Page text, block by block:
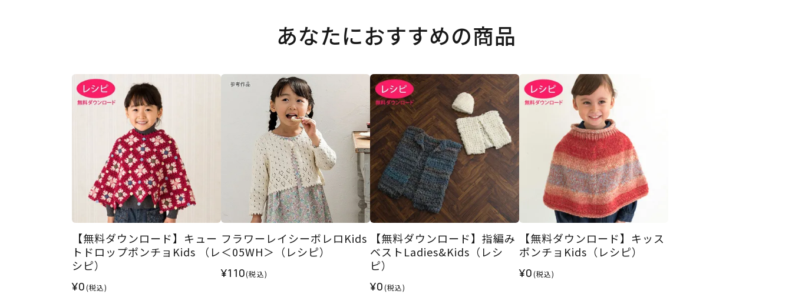
あなたにおすすめの商品
【無料ダウンロード】キュー
トドロップポンチョKids （レ
シピ）
¥0(税込)
フラワーレイシーボレロKids
＜05WH＞（レシピ）
¥110(税込)
【無料ダウンロード】指編み
ベストLadies&Kids（レシ
ピ）
¥0(税込)
【無料ダウンロード】キッス
ポンチョKids（レシピ）
¥0(税込)